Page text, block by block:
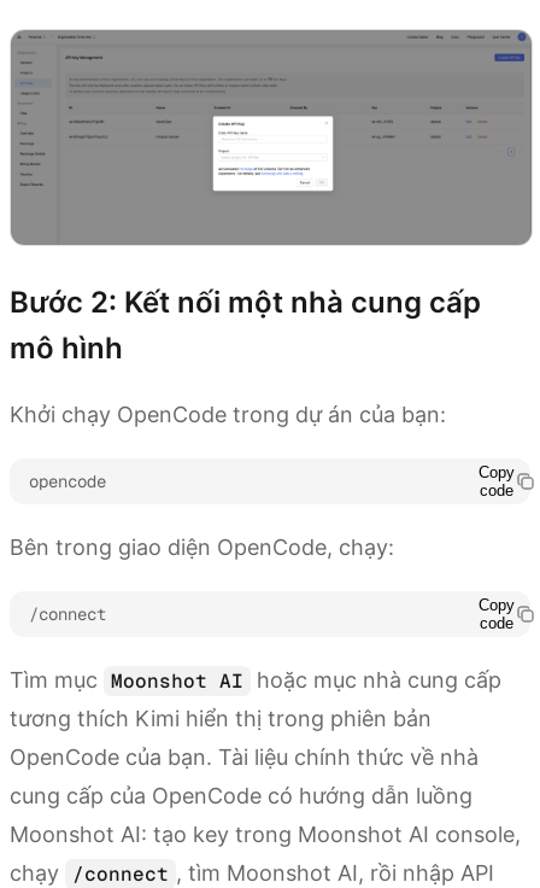
Bước 2: Kết nối một nhà cung cấp
mô hình
Khởi chạy OpenCode trong dự án của bạn:
opencode
Copy
code
Bên trong giao diện OpenCode, chạy:
/connect
Copy
code
Tìm mục Moonshot AI
hoặc mục nhà cung cấp
tương thích Kimi hiển thị trong phiên bản
OpenCode của bạn. Tài liệu chính thức về nhà
cung cấp của OpenCode có hướng dẫn luồng
Moonshot AI: tạo key trong Moonshot AI console,
chạy
/connect , tìm Moonshot AI, rồi nhập API